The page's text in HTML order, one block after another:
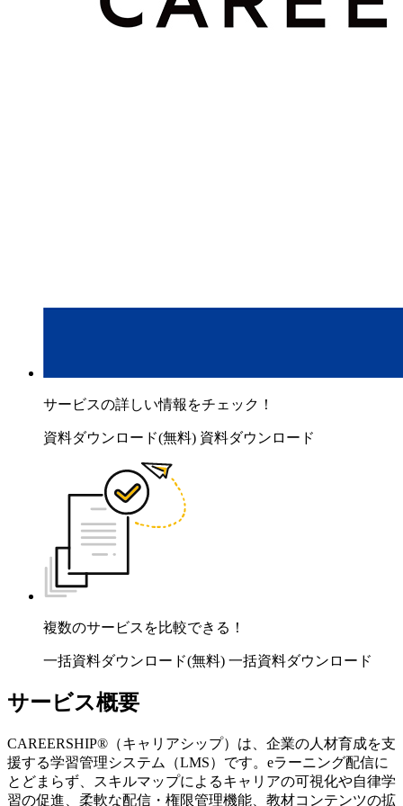
サービスの詳しい情報をチェック！
資料ダウンロード(無料) 資料ダウンロード
複数のサービスを比較できる！
一括資料ダウンロード(無料) 一括資料ダウンロード
サービス概要
CAREERSHIP®（キャリアシップ）は、企業の人材育成を支
援する学習管理システム（LMS）です。eラーニング配信に
とどまらず、スキルマップによるキャリアの可視化や自律学
習の促進、柔軟な配信・権限管理機能、教材コンテンツの拡